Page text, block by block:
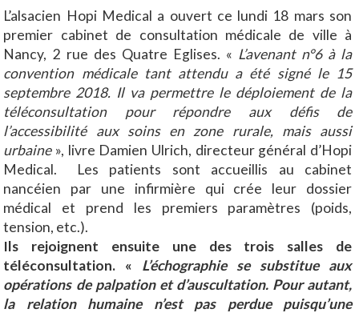
L’alsacien Hopi Medical a ouvert ce lundi 18 mars son
premier cabinet de consultation médicale de ville à
Nancy, 2 rue des Quatre Eglises. « L’avenant n°6 à la
convention médicale tant attendu a été signé le 15
septembre 2018. Il va permettre le déploiement de la
téléconsultation pour répondre aux défis de
l’accessibilité aux soins en zone rurale, mais aussi
urbaine », livre Damien Ulrich, directeur général d’Hopi
Medical. Les patients sont accueillis au cabinet
nancéien par une infirmière qui crée leur dossier
médical et prend les premiers paramètres (poids,
tension, etc.).
Ils rejoignent ensuite une des trois salles de
téléconsultation. « L’échographie se substitue aux
opérations de palpation et d’auscultation. Pour autant,
la relation humaine n’est pas perdue puisqu’une